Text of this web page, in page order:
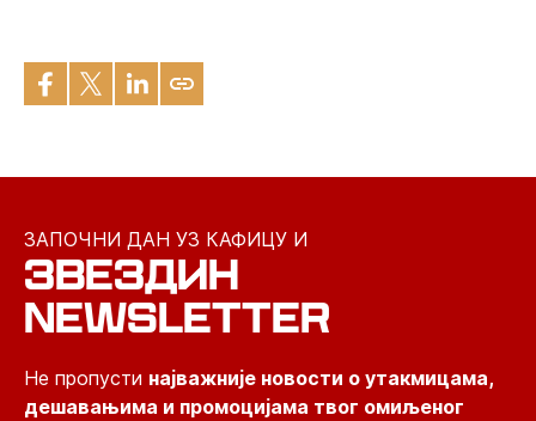
ЗАПОЧНИ ДАН УЗ КАФИЦУ И
ЗВЕЗДИН
NEWSLETTER
Не пропусти најважније новости о утакмицама,
дешавањима и промоцијама твог омиљеног